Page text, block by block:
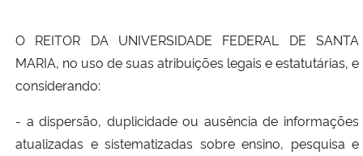
Ministério do Desenvolvimento Regional
Ministério da Mulher, da Família e dos Direitos Humanos
O REITOR DA UNIVERSIDADE FEDERAL DE SANTA
MARIA, no uso de suas atribuições legais e estatutárias, e
considerando:
- a dispersão, duplicidade ou ausência de informações
atualizadas e sistematizadas sobre ensino, pesquisa e